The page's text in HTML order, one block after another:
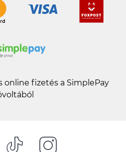
online fizetés a SimplePay